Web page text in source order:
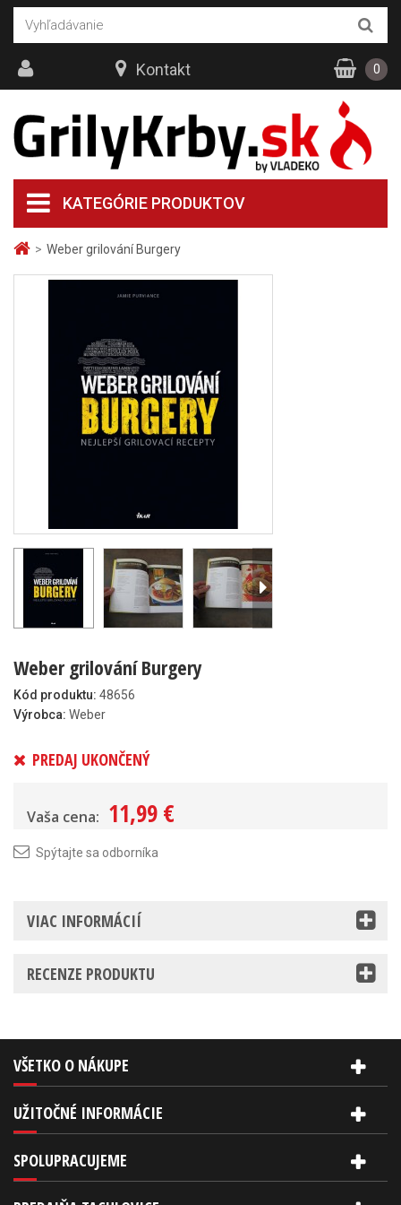
> Weber grilování Burgery
Weber grilování Burgery
Kód produktu: 48656
Výrobca: Weber
PREDAJ UKONČENÝ
Vaša cena: 11,99 €
Spýtajte sa odborníka
VIAC INFORMÁCIÍ
RECENZE PRODUKTU
KATEGÓRIE PRODUKTOV
Kontakt 0
VŠETKO O NÁKUPE
UŽITOČNÉ INFORMÁCIE
SPOLUPRACUJEME